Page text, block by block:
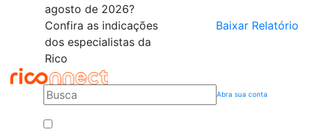
agosto de 2026?
Confira as indicações
dos especialistas da
Rico
Baixar Relatório
Abra sua conta